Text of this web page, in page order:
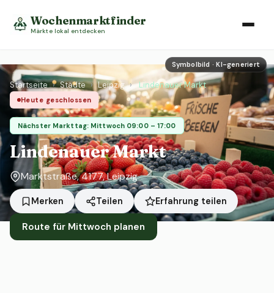
Wochenmarktfinder
Märkte lokal entdecken
Symbolbild · KI-generiert
Startseite › Städte › Leipzig › Lindenauer Markt
Heute geschlossen
Nächster Markttag: Mittwoch 09:00 – 17:00
Lindenauer Markt
Marktstraße, 4177, Leipzig
Merken Teilen Erfahrung teilen
Route für Mittwoch planen